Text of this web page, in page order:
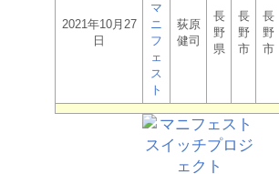
2021年10月27
日
マ
ニ
フ
ェ
ス
ト
荻原
健司
長
野
県
長
野
市
長
野
市